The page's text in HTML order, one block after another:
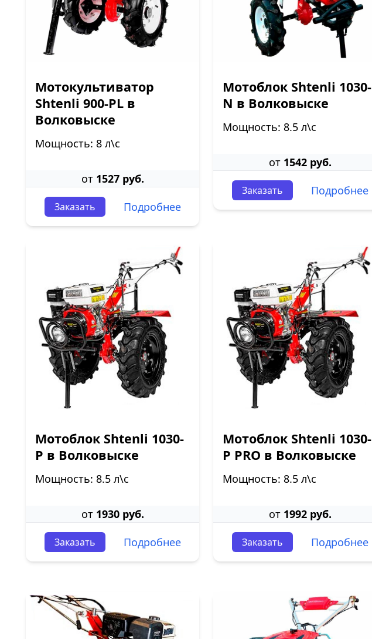
Мотокультиватор
Shtenli 900-PL в
Волковыске
Мощность: 8 л\с
от 1527 руб.
Заказать Подробнее
Мотоблок Shtenli 1030-
N в Волковыске
Мощность: 8.5 л\с
от 1542 руб.
Заказать Подробнее
Мотоблок Shtenli 1030-
P в Волковыске
Мощность: 8.5 л\с
от 1930 руб.
Заказать Подробнее
Мотоблок Shtenli 1030-
P PRO в Волковыске
Мощность: 8.5 л\с
от 1992 руб.
Заказать Подробнее